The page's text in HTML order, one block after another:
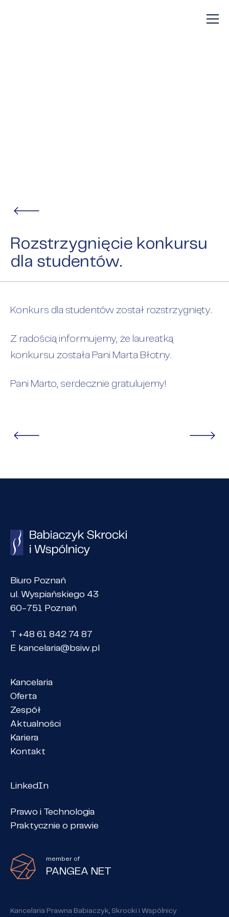
Rozstrzygnięcie konkursu
dla studentów.
Konkurs dla studentów został rozstrzygnięty.
Z radością informujemy, że laureatką
konkursu została Pani Marta Błotny.
Pani Marto, serdecznie gratulujemy!
Biuro Poznań
ul. Wyspiańskiego 43
60-751 Poznań
T +48 61 842 74 87
E kancelaria@bsiw.pl
Kancelaria
Oferta
Zespół
Aktualności
Kariera
Kontakt
LinkedIn
Prawo i Technologia
Praktycznie o prawie
member of
PANGEA NET
Kancelaria Prawna Babiaczyk, Skrocki i Wspólnicy